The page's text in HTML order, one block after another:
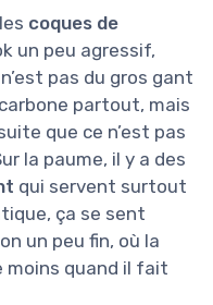
coques de
un peu agressif,
pas du gros gant
partout, mais
que ce n’est pas
la paume, il y a des
qui servent surtout
ça se sent
un peu fin, où la
moins quand il fait